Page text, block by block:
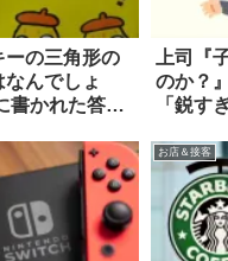
ーの三角形の
なんでしょ
書かれた答え
上司『
のか？
「鋭す
お店＆接客